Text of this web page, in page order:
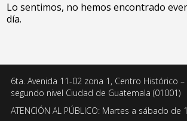
Lo sentimos, no hemos encontrado
día.
6ta. Avenida 11-02 zona 1, Centro Histórico –
segundo nivel Ciudad de Guatemala (01001)
ATENCIÓN AL PÚBLICO: Martes a sábado de